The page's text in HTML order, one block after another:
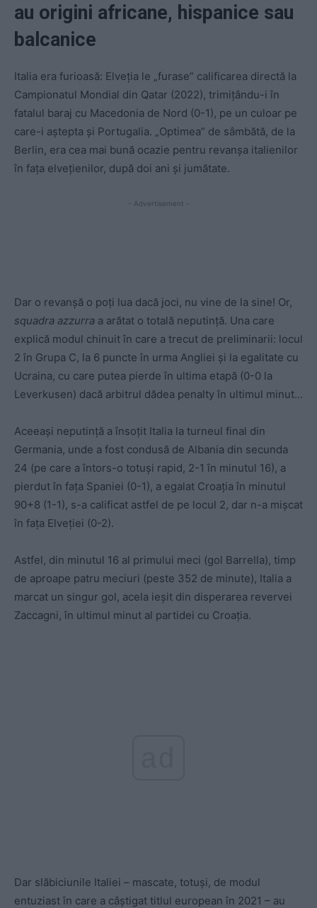
au origini africane, hispanice sau
balcanice
Italia era furioasă: Elveția le „furase” calificarea directă la
Campionatul Mondial din Qatar (2022), trimițându-i în
fatalul baraj cu Macedonia de Nord (0-1), pe un culoar pe
care-i aștepta și Portugalia. „Optimea” de sâmbătă, de la
Berlin, era cea mai bună ocazie pentru revanșa italienilor
în fața elvețienilor, după doi ani și jumătate.
- Advertisement -
Dar o revanșă o poți lua dacă joci, nu vine de la sine! Or,
squadra azzurra a arătat o totală neputință. Una care
explică modul chinuit în care a trecut de preliminarii: locul
2 în Grupa C, la 6 puncte în urma Angliei și la egalitate cu
Ucraina, cu care putea pierde în ultima etapă (0-0 la
Leverkusen) dacă arbitrul dădea penalty în ultimul minut…
Aceeași neputință a însoțit Italia la turneul final din
Germania, unde a fost condusă de Albania din secunda
24 (pe care a întors-o totuși rapid, 2-1 în minutul 16), a
pierdut în fața Spaniei (0-1), a egalat Croația în minutul
90+8 (1-1), s-a calificat astfel de pe locul 2, dar n-a mișcat
în fața Elveției (0-2).
Astfel, din minutul 16 al primului meci (gol Barrella), timp
de aproape patru meciuri (peste 352 de minute), Italia a
marcat un singur gol, acela ieșit din disperarea revervei
Zaccagni, în ultimul minut al partidei cu Croația.
Dar slăbiciunile Italiei – mascate, totuși, de modul
entuziast în care a câștigat titlul european în 2021 – au